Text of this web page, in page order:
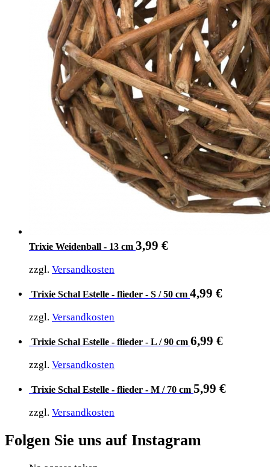
Trixie Weidenball - 13 cm 3,99 €
zzgl. Versandkosten
Trixie Schal Estelle - flieder - S / 50 cm 4,99 €
zzgl. Versandkosten
Trixie Schal Estelle - flieder - L / 90 cm 6,99 €
zzgl. Versandkosten
Trixie Schal Estelle - flieder - M / 70 cm 5,99 €
zzgl. Versandkosten
Folgen Sie uns auf Instagram